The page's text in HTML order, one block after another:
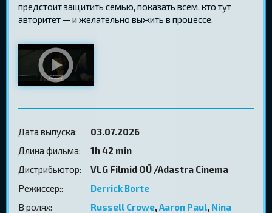
предстоит защитить семью, показать всем, кто тут
авторитет — и желательно выжить в процессе.
Дата выпуска:
03.07.2026
Длина фильма:
1h 42 min
Дистрибьютор:
VLG Filmid OÜ /Adastra Cinema
Режиссер::
Derrick Borte
В ролях:
Russell Crowe, Aaron Paul, Nina